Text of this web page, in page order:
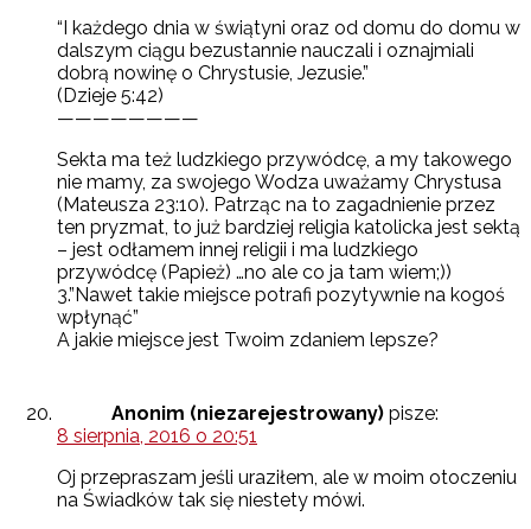
“I każdego dnia w świątyni oraz od domu do domu w
dalszym ciągu bezustannie nauczali i oznajmiali
dobrą nowinę o Chrystusie, Jezusie.”
(Dzieje 5:42)
————————
Sekta ma też ludzkiego przywódcę, a my takowego
nie mamy, za swojego Wodza uważamy Chrystusa
(Mateusza 23:10). Patrząc na to zagadnienie przez
ten pryzmat, to już bardziej religia katolicka jest sektą
– jest odłamem innej religii i ma ludzkiego
przywódcę (Papież) …no ale co ja tam wiem;))
3.”Nawet takie miejsce potrafi pozytywnie na kogoś
wpłynąć”
A jakie miejsce jest Twoim zdaniem lepsze?
Anonim (niezarejestrowany) pisze:
8 sierpnia, 2016 o 20:51
Oj przepraszam jeśli uraziłem, ale w moim otoczeniu
na Świadków tak się niestety mówi.